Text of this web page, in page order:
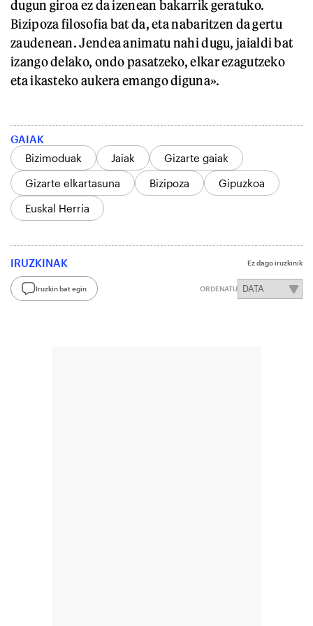
dugun giroa ez da izenean bakarrik geratuko.
Bizipoza filosofia bat da, eta nabaritzen da gertu
zaudenean. Jendea animatu nahi dugu, jaialdi bat
izango delako, ondo pasatzeko, elkar ezagutzeko
eta ikasteko aukera emango diguna».
GAIAK
Bizimoduak
Jaiak
Gizarte gaiak
Gizarte elkartasuna
Bizipoza
Gipuzkoa
Euskal Herria
IRUZKINAK Ez dago iruzkinik
Iruzkin bat egin ORDENATU